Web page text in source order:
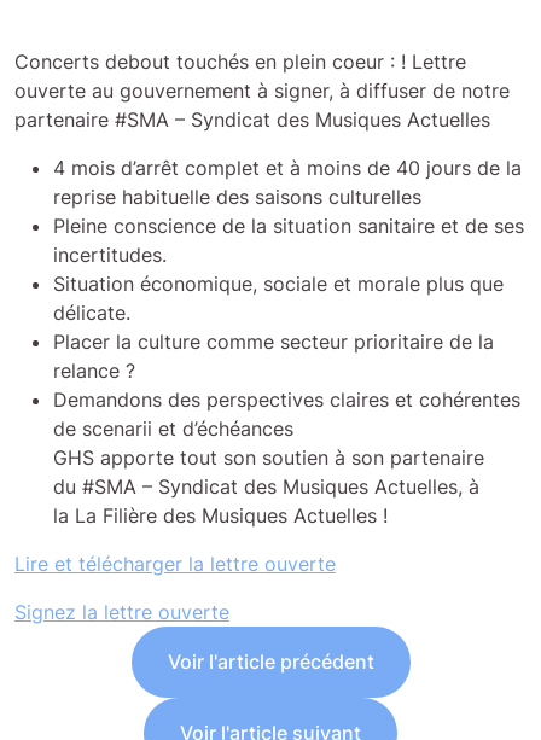
Concerts debout touchés en plein coeur : ! Lettre
ouverte au gouvernement à signer, à diffuser de notre
partenaire #SMA – Syndicat des Musiques Actuelles
4 mois d’arrêt complet et à moins de 40 jours de la
reprise habituelle des saisons culturelles
Pleine conscience de la situation sanitaire et de ses
incertitudes.
Situation économique, sociale et morale plus que
délicate.
Placer la culture comme secteur prioritaire de la
relance ?
Demandons des perspectives claires et cohérentes
de scenarii et d’échéances
GHS apporte tout son soutien à son partenaire
du #SMA – Syndicat des Musiques Actuelles, à
la La Filière des Musiques Actuelles !
Lire et télécharger la lettre ouverte
Signez la lettre ouverte
Voir l'article précédent
Voir l'article suivant